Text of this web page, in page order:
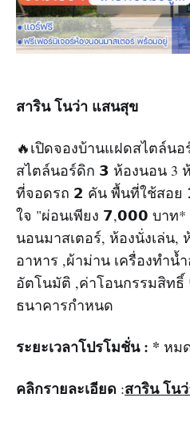
สาริน โนว่า แสนสุข
🔥เปิดจองบ้านแฝดสไตล์น
สไตล์นอร์ดิก 𝟯 ห้องนอน 3
ที่จอดรถ 𝟮 คัน พื้นที่ใช้สอย
ใจ "ผ่อนเพียง 𝟳,𝟬𝟬𝟬 บาท*
นอนมาสเตอร์, ห้องนั่งเล่น,
อาหาร ,ผ้าม่าน เครื่องทำน้
อัตโนมัติ ,ค่าโอนกรรมสิทธิ์
ธนาคารกำหนด
ระยะเวลาโปรโมชั่น : * หม
คลิกรายละเอียด :สาริน โน